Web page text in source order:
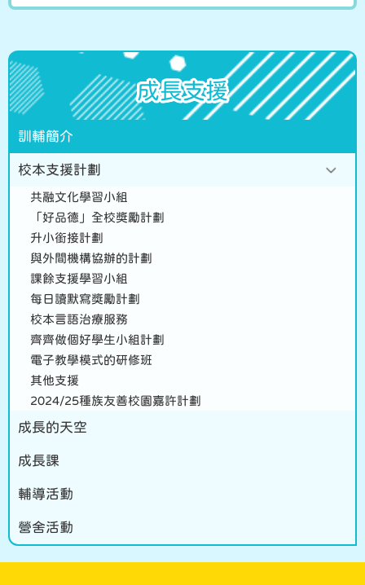
成長支援
訓輔簡介
校本支援計劃
共融文化學習小組
「好品德」全校獎勵計劃
升小銜接計劃
與外間機構協辦的計劃
課餘支援學習小組
每日讀默寫獎勵計劃
校本言語治療服務
齊齊做個好學生小組計劃
電子教學模式的研修班
其他支援
2024/25種族友善校園嘉許計劃
成長的天空
成長課
輔導活動
營舍活動